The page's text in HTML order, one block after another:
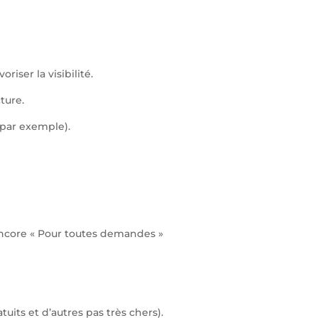
la visibilité.
exemple).
« Pour toutes demandes »
et d’autres pas très chers).